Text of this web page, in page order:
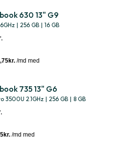
630 13" G9
| 256 GB | 16 GB
735 13" G6
3500U 2.1GHz | 256 GB | 8 GB